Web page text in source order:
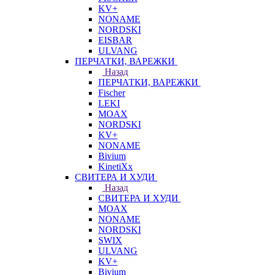
KV+
NONAME
NORDSKI
EISBAR
ULVANG
ПЕРЧАТКИ, ВАРЕЖКИ
Назад
ПЕРЧАТКИ, ВАРЕЖКИ
Fischer
LEKI
MOAX
NORDSKI
KV+
NONAME
Bivium
KinetiXx
СВИТЕРА И ХУДИ
Назад
СВИТЕРА И ХУДИ
MOAX
NONAME
NORDSKI
SWIX
ULVANG
KV+
Bivium